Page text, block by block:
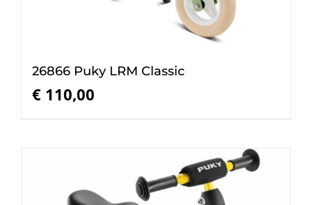
26866 Puky LRM Classic
€ 110,00